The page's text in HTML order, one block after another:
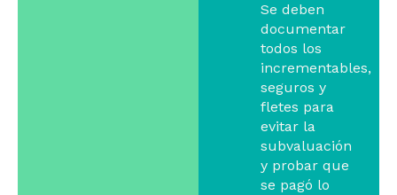
Se deben
documentar
todos los
incrementables,
seguros y
fletes para
evitar la
subvaluación
y probar que
se pagó lo